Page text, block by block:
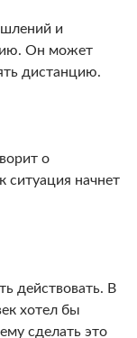
и
Он может
дистанцию.
о
ситуация начнет
действовать. В
хотел бы
сделать это